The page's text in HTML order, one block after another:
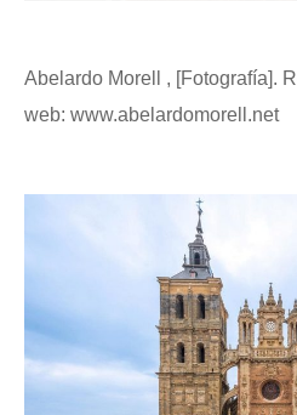
Abelardo Morell , [Fotografía].
web: www.abelardomorell.net